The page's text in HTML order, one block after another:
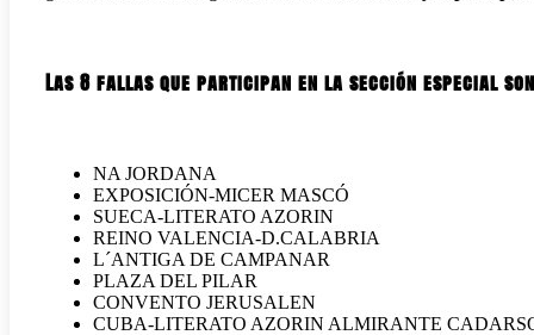
Las 8 fallas que participan en la sección especial
NA JORDANA
EXPOSICIÓN-MICER MASCÓ
SUECA-LITERATO AZORIN
REINO VALENCIA-D.CALABRIA
L´ANTIGA DE CAMPANAR
PLAZA DEL PILAR
CONVENTO JERUSALEN
CUBA-LITERATO AZORIN ALMIRANTE